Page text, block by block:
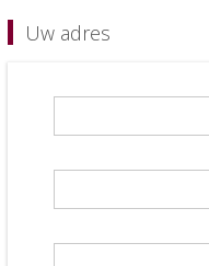
Uw adres